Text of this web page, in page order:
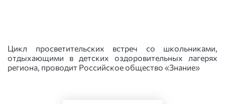
Цикл просветительских встреч со школьниками,
отдыхающими в детских оздоровительных лагерях
региона, проводит Российское общество «Знание»